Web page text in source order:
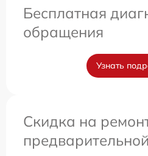
Бесплатная
обращения
Узнать
Скидка на